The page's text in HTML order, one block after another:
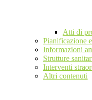
Atti di
Pianificazione
Informazioni
Strutture
Interventi
Altri contenuti